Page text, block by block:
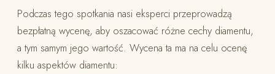
Podczas tego spotkania nasi eksperci przeprowadzą
bezpłatną wycenę, aby oszacować różne cechy diamentu,
a tym samym jego wartość. Wycena ta ma na celu ocenę
kilku aspektów diamentu: